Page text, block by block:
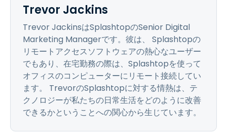
Trevor Jackins
Trevor JackinsはSplashtopのSenior Digital
Marketing Managerです。彼は、 Splashtopの
リモートアクセスソフトウェアの熱心なユーザー
でもあり、在宅勤務の際は、Splashtopを使って
オフィスのコンピューターにリモート接続してい
ます。 TrevorのSplashtopに対する情熱は、テ
クノロジーが私たちの日常生活をどのように改善
できるかということへの関心から生じています。